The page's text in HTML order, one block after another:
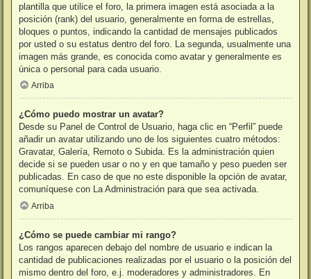
plantilla que utilice el foro, la primera imagen está asociada a la
posición (rank) del usuario, generalmente en forma de estrellas,
bloques o puntos, indicando la cantidad de mensajes publicados
por usted o su estatus dentro del foro. La segunda, usualmente una
imagen más grande, es conocida como avatar y generalmente es
única o personal para cada usuario.
Arriba
¿Cómo puedo mostrar un avatar?
Desde su Panel de Control de Usuario, haga clic en “Perfil” puede
añadir un avatar utilizando uno de los siguientes cuatro métodos:
Gravatar, Galería, Remoto o Subida. Es la administración quien
decide si se pueden usar o no y en que tamaño y peso pueden ser
publicadas. En caso de que no este disponible la opción de avatar,
comuníquese con La Administración para que sea activada.
Arriba
¿Cómo se puede cambiar mi rango?
Los rangos aparecen debajo del nombre de usuario e indican la
cantidad de publicaciones realizadas por el usuario o la posición del
mismo dentro del foro, e.j. moderadores y administradores. En